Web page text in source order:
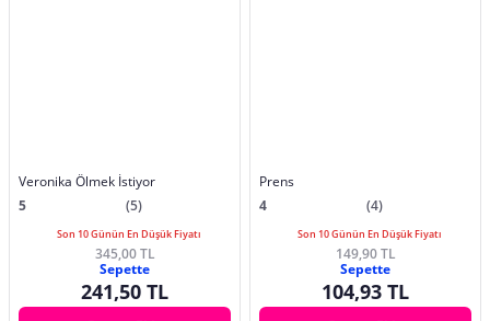
Veronika Ölmek İstiyor
5
(5)
Son 10 Günün En Düşük Fiyatı
345,00 TL
Sepette
241,50 TL
Prens
4
(4)
Son 10 Günün En Düşük Fiyatı
149,90 TL
Sepette
104,93 TL